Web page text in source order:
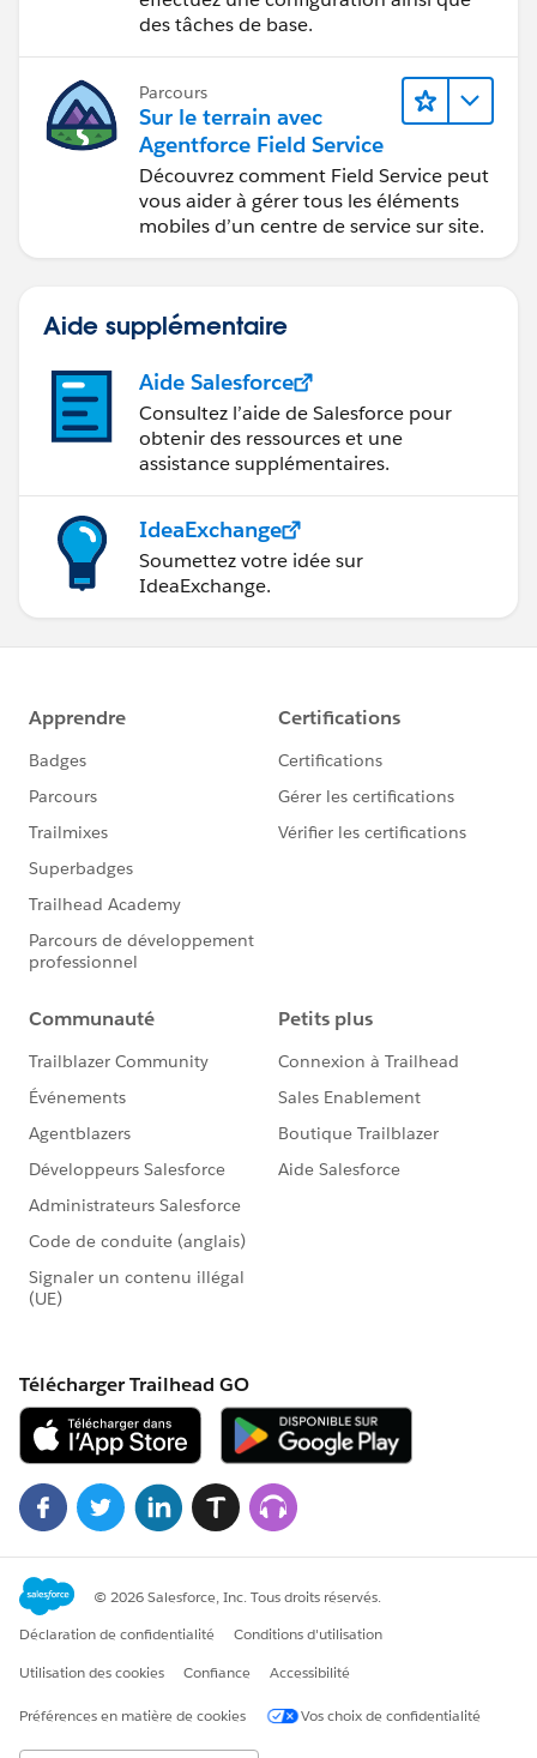
des tâches de base.
Parcours
Sur le terrain avec
Agentforce Field Service
Découvrez comment Field Service peut
vous aider à gérer tous les éléments
mobiles d’un centre de service sur site.
Aide supplémentaire
Aide Salesforce
Consultez l’aide de Salesforce pour
obtenir des ressources et une
assistance supplémentaires.
IdeaExchange
Soumettez votre idée sur
IdeaExchange.